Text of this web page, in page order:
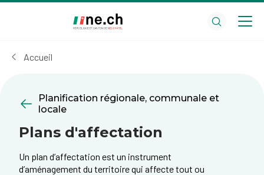
cookies
Accueil
Planification régionale, communale et
locale
Plans d'affectation
Un plan d’affectation est un instrument
d’aménagement du territoire qui affecte tout ou